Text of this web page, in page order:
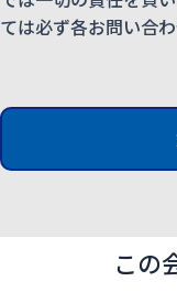
ては必ず各お問い合
この